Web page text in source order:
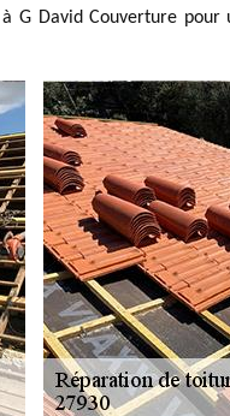
G David Couverture